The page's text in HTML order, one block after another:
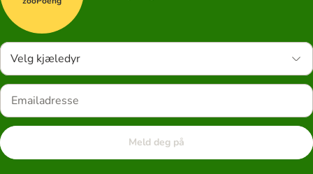
Velg kjæledyr
Meld deg på